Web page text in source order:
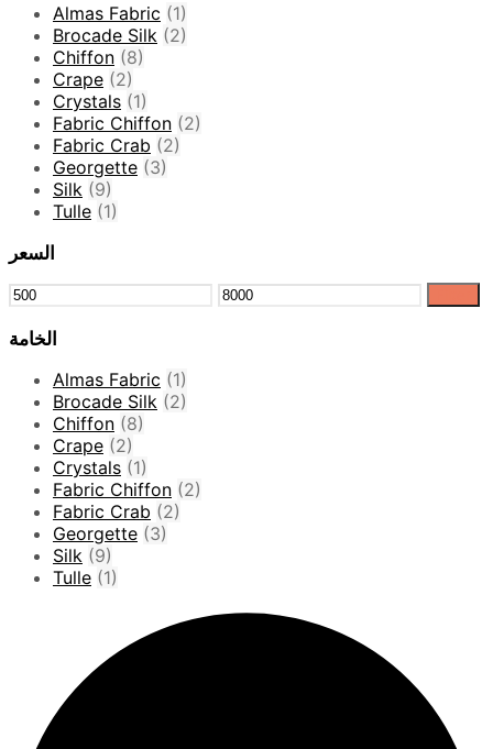
Almas Fabric (1)
Brocade Silk (2)
Chiffon (8)
Crape (2)
Crystals (1)
Fabric Chiffon (2)
Fabric Crab (2)
Georgette (3)
Silk (9)
Tulle (1)
السعر
الخامة
Almas Fabric (1)
Brocade Silk (2)
Chiffon (8)
Crape (2)
Crystals (1)
Fabric Chiffon (2)
Fabric Crab (2)
Georgette (3)
Silk (9)
Tulle (1)